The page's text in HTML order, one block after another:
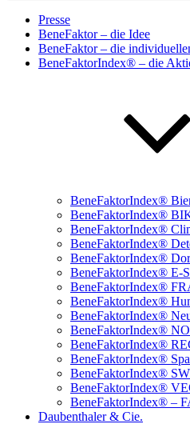
Presse
BeneFaktor – die Idee
BeneFaktor – die
BeneFaktorIndex® – die
BeneFaktorIndex®
BeneFaktorIndex®
BeneFaktorIndex®
BeneFaktorIndex®
BeneFaktorIndex®
BeneFaktorIndex® E-
BeneFaktorIndex®
BeneFaktorIndex®
BeneFaktorIndex®
BeneFaktorIndex®
BeneFaktorIndex®
BeneFaktorIndex®
BeneFaktorIndex®
BeneFaktorIndex®
BeneFaktorIndex® –
Daubenthaler & Cie.